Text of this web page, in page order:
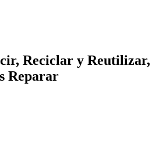
Reciclar y Reutilizar,
Reparar